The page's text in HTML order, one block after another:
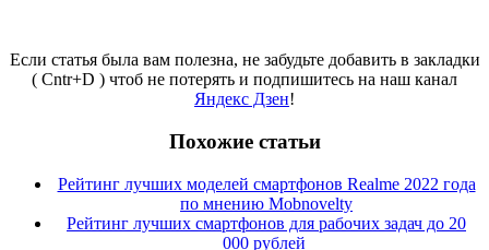
Если статья была вам полезна, не забудьте добавить в закладки
( Cntr+D ) чтоб не потерять и подпишитесь на наш канал
Яндекс Дзен!
Похожие статьи
Рейтинг лучших моделей смартфонов Realme 2022 года
по мнению Mobnovelty
Рейтинг лучших смартфонов для рабочих задач до 20
000 рублей